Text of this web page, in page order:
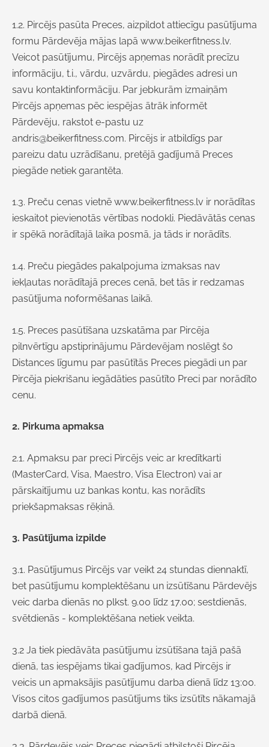
1.2. Pircējs pasūta Preces, aizpildot attiecīgu pasūtījuma
formu Pārdevēja mājas lapā www.beikerfitness.lv.
Veicot pasūtījumu, Pircējs apņemas norādīt precīzu
informāciju, t.i., vārdu, uzvārdu, piegādes adresi un
savu kontaktinformāciju. Par jebkurām izmaiņām
Pircējs apņemas pēc iespējas ātrāk informēt
Pārdevēju, rakstot e-pastu uz
andris@beikerfitness.com. Pircējs ir atbildīgs par
pareizu datu uzrādīšanu, pretējā gadījumā Preces
piegāde netiek garantēta.
1.3. Preču cenas vietnē www.beikerfitness.lv ir norādītas
ieskaitot pievienotās vērtības nodokli. Piedāvātās cenas
ir spēkā norādītajā laika posmā, ja tāds ir norādīts.
1.4. Preču piegādes pakalpojuma izmaksas nav
iekļautas norādītajā preces cenā, bet tās ir redzamas
pasūtījuma noformēšanas laikā.
1.5. Preces pasūtīšana uzskatāma par Pircēja
pilnvērtīgu apstiprinājumu Pārdevējam noslēgt šo
Distances līgumu par pasūtītās Preces piegādi un par
Pircēja piekrišanu iegādāties pasūtīto Preci par norādīto
cenu.
2. Pirkuma apmaksa
2.1. Apmaksu par preci Pircējs veic ar kredītkarti
(MasterCard, Visa, Maestro, Visa Electron) vai ar
pārskaitījumu uz bankas kontu, kas norādīts
priekšapmaksas rēķinā.
3. Pasūtījuma izpilde
3.1. Pasūtījumus Pircējs var veikt 24 stundas diennaktī,
bet pasūtījumu komplektēšanu un izsūtīšanu Pārdevējs
veic darba dienās no plkst. 9.00 līdz 17.00; sestdienās,
svētdienās - komplektēšana netiek veikta.
3.2 Ja tiek piedāvāta pasūtījumu izsūtīšana tajā pašā
dienā, tas iespējams tikai gadījumos, kad Pircējs ir
veicis un apmaksājis pasūtījumu darba dienā līdz 13:00.
Visos citos gadījumos pasūtījums tiks izsūtīts nākamajā
darbā dienā.